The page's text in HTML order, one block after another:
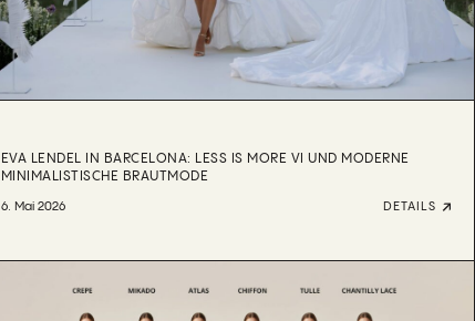
EVA LENDEL IN BARCELONA: LESS IS MORE VI UND MODERNE
MINIMALISTISCHE BRAUTMODE
6. Mai 2026 DETAILS